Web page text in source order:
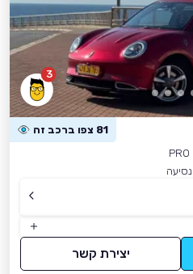
3
81 צפו ברכב זה
יצירת קשר